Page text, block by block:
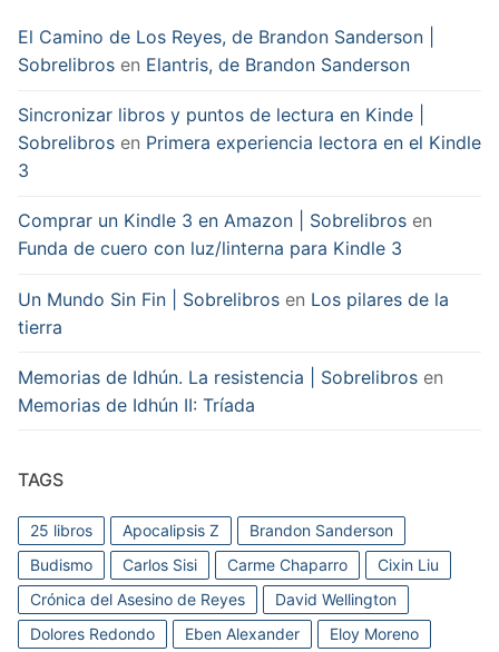
El Camino de Los Reyes, de Brandon Sanderson |
Sobrelibros en Elantris, de Brandon Sanderson
Sincronizar libros y puntos de lectura en Kinde |
Sobrelibros en Primera experiencia lectora en el Kindle
3
Comprar un Kindle 3 en Amazon | Sobrelibros en
Funda de cuero con luz/linterna para Kindle 3
Un Mundo Sin Fin | Sobrelibros en Los pilares de la
tierra
Memorias de Idhún. La resistencia | Sobrelibros en
Memorias de Idhún II: Tríada
TAGS
25 libros Apocalipsis Z
Brandon Sanderson
Budismo
Carlos Sisi Carme Chaparro
Cixin Liu
Crónica del Asesino de Reyes
David Wellington
Dolores Redondo
Eben Alexander
Eloy Moreno